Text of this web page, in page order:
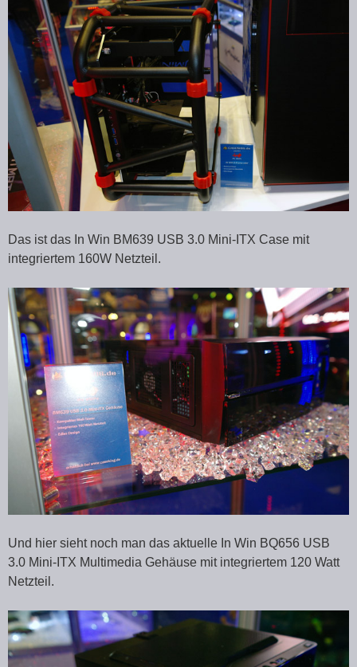
Das ist das In Win BM639 USB 3.0 Mini-ITX Case mit
integriertem 160W Netzteil.
Und hier sieht noch man das aktuelle In Win BQ656 USB
3.0 Mini-ITX Multimedia Gehäuse mit integriertem 120 Watt
Netzteil.